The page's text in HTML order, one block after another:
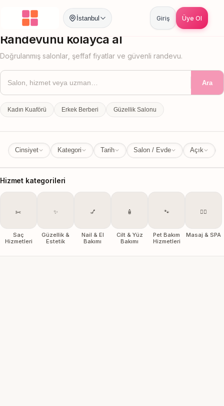
İstanbul Giriş Üye Ol
İstanbul
Randevunu kolayca al
Doğrulanmış salonlar, şeffaf fiyatlar ve güvenli randevu.
Ara
Kadın Kuaförü Erkek Berberi Güzellik Salonu
Cinsiyet Kategori Tarih Salon / Evde Açık
Hizmet kategorileri
✂️
Saç
Hizmetleri
✨
Güzellik &
Estetik
💅
Nail & El
Bakımı
🧴
Cilt & Yüz
Bakımı
🐾
Pet Bakım
Hizmetleri
💆‍♀️
Masaj & SPA